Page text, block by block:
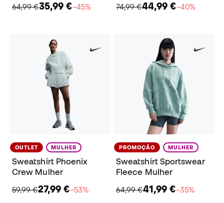
64,99 €35,99 €−45%
74,99 €44,99 €−40%
OUTLET MULHER
Sweatshirt Phoenix
Crew Mulher
59,99 €27,99 €−53%
PROMOÇÃO MULHER
Sweatshirt Sportswear
Fleece Mulher
64,99 €41,99 €−35%